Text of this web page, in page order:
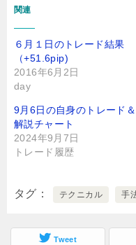
関連
６月１日のトレード結果
（+51.6pip)
2016年6月2日
day
9月6日の自身のトレード＆
解説チャート
2024年9月7日
トレード履歴
タグ テクニカル 手
Tweet